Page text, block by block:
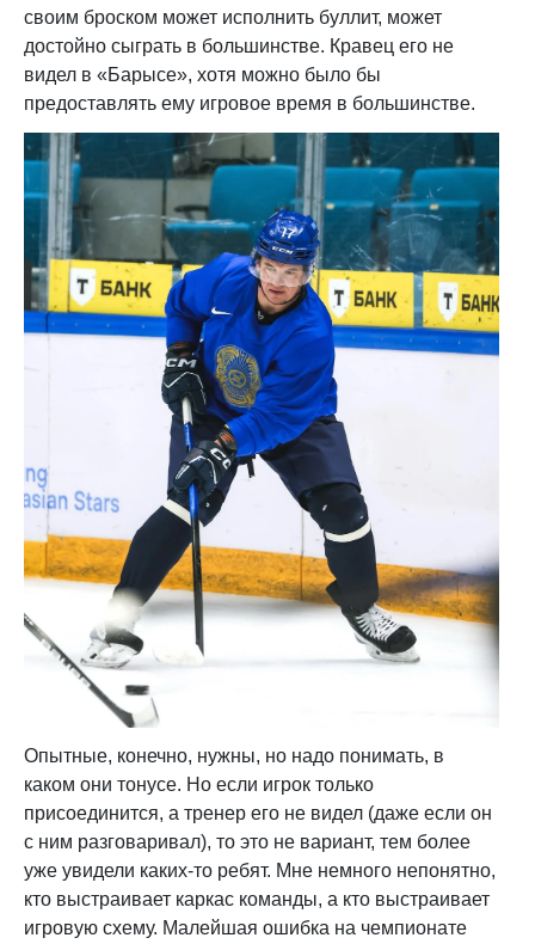
своим броском может исполнить буллит, может
достойно сыграть в большинстве. Кравец его не
видел в «Барысе», хотя можно было бы
предоставлять ему игровое время в большинстве.
Опытные, конечно, нужны, но надо понимать, в
каком они тонусе. Но если игрок только
присоединится, а тренер его не видел (даже если он
с ним разговаривал), то это не вариант, тем более
уже увидели каких-то ребят. Мне немного непонятно,
кто выстраивает каркас команды, а кто выстраивает
игровую схему. Малейшая ошибка на чемпионате